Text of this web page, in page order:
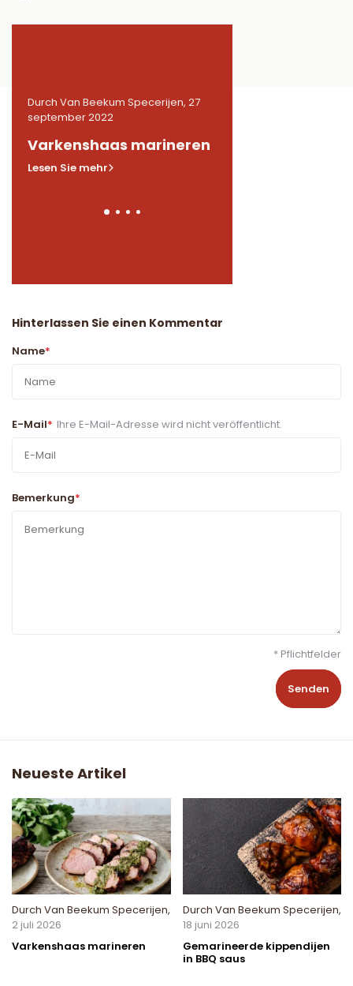
Durch Van Beekum Specerijen, 27
september 2022
Varkenshaas marineren
Lesen Sie mehr
Hinterlassen Sie einen Kommentar
Name*
E-Mail* Ihre E-Mail-Adresse wird nicht veröffentlicht.
Bemerkung*
* Pflichtfelder
Senden
Neueste Artikel
Durch Van Beekum Specerijen,
2 juli 2026
Varkenshaas marineren
Durch Van Beekum Specerijen,
18 juni 2026
Gemarineerde kippendijen
in BBQ saus